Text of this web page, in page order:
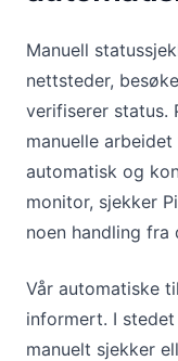
Manuell
nettsteder,
verifiserer status.
manuelle
automatisk og
monitor, sjekker
noen handling fra
Vår automatiske
informert. I
manuelt sjekker